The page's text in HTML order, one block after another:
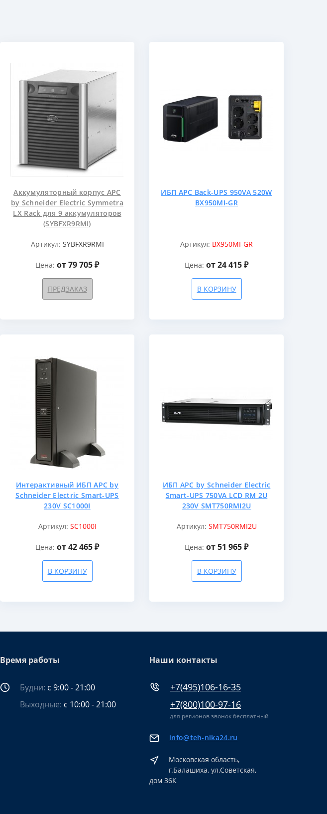
Аккумуляторный корпус APC
by Schneider Electric Symmetra
LX Rack для 9 аккумуляторов
(SYBFXR9RMI)
Артикул: SYBFXR9RMI
Цена: от 79 705 ₽
ПРЕДЗАКАЗ
ИБП APC Back-UPS 950VA 520W
BX950MI-GR
Артикул: BX950MI-GR
Цена: от 24 415 ₽
В КОРЗИНУ
Интерактивный ИБП APC by
Schneider Electric Smart-UPS
230V SC1000I
Артикул: SC1000I
Цена: от 42 465 ₽
В КОРЗИНУ
ИБП APC by Schneider Electric
Smart-UPS 750VA LCD RM 2U
230V SMT750RMI2U
Артикул: SMT750RMI2U
Цена: от 51 965 ₽
В КОРЗИНУ
Время работы
Будни: с 9:00 - 21:00
Выходные: с 10:00 - 21:00
Наши контакты
+7(495)106-16-35
+7(800)100-97-16
для регионов звонок бесплатный
info@teh-nika24.ru
Московская область,
г.Балашиха, ул.Советская,
дом 36К